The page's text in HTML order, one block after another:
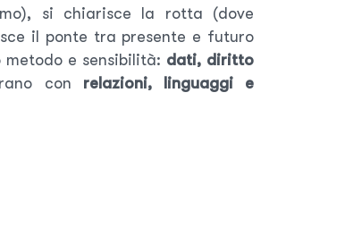
si chiarisce la rotta (dove
il ponte tra presente e futuro
e sensibilità: dati, diritto
con relazioni, linguaggi e